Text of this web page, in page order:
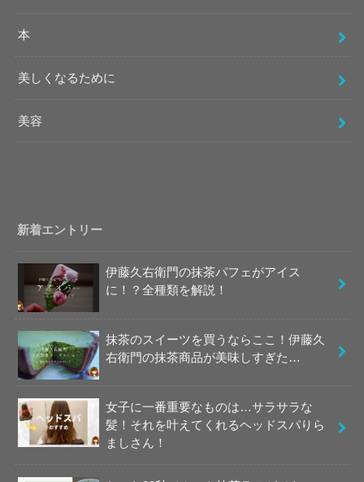
本
美しくなるために
美容
新着エントリー
伊藤久右衛門の抹茶パフェがアイス
に！？全種類を解説！
抹茶のスイーツを買うならここ！伊藤久
右衛門の抹茶商品が美味しすぎた…
女子に一番重要なものは…サラサラな
髪！それを叶えてくれるヘッドスパりら
ましさん！